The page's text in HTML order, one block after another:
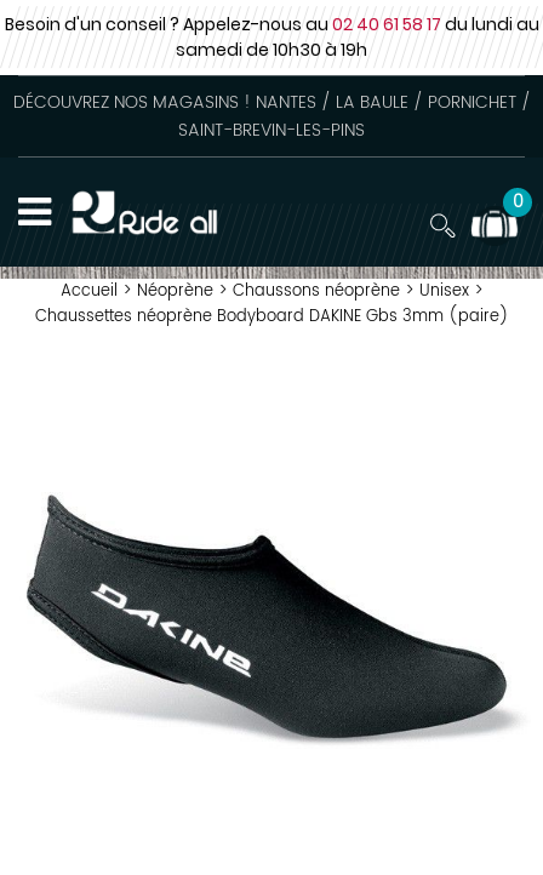
Besoin d'un conseil ? Appelez-nous au02 40 61 58 17du lundi au
samedide 10h30 à 19h
DÉCOUVREZ NOS MAGASINS ! NANTES / LA BAULE / PORNICHET /
SAINT-BREVIN-LES-PINS
0
Accueil > Néoprène > Chaussons néoprène > Unisex >
Chaussettes néoprène Bodyboard DAKINE Gbs 3mm (paire)